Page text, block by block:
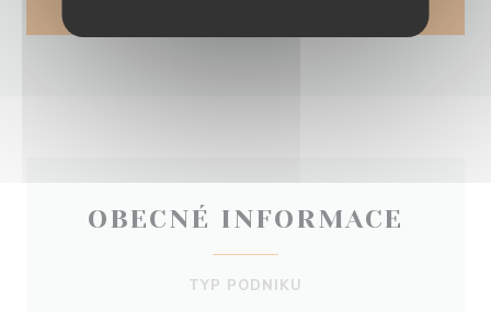
OBECNÉ INFORMACE
TYP PODNIKU